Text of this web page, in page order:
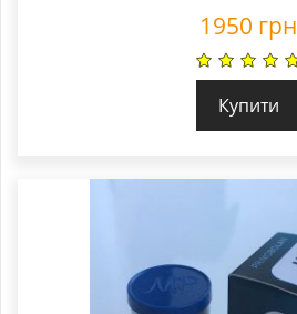
1950 грн
Купити